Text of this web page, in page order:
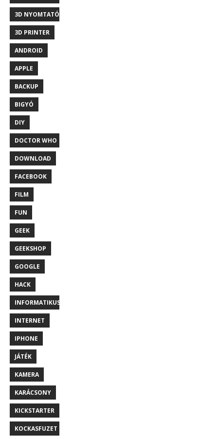
3D NYOMTATÓ
3D PRINTER
ANDROID
APPLE
BACKUP
BIGYÓ
DIY
DOCTOR WHO
DOWNLOAD
FACEBOOK
FILM
FUN
GEEK
GEEKSHOP
GOOGLE
HACK
INFORMATIKUS
INTERNET
IPHONE
JÁTÉK
KAMERA
KARÁCSONY
KICKSTARTER
KOCKASFUZET